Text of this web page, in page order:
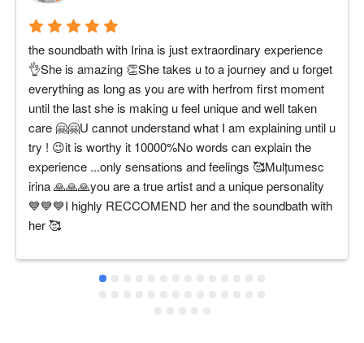
the soundbath with Irina is just extraordinary experience
👌She is amazing 👏She takes u to a journey and u forget
everything as long as you are with herfrom first moment
until the last she is making u feel unique and well taken
care 🤗🤗U cannot understand what I am explaining until u
try ! 😉it is worthy it 10000%No words can explain the
experience ...only sensations and feelings 🥰Mulțumesc
irina 🙏🙏🙏you are a true artist and a unique personality
💙💙💙I highly RECCOMEND her and the soundbath with
her 🥰